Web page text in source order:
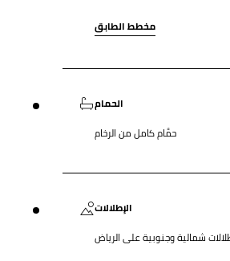
مخطط الطابق
الحمام
حمَّام كامل من الرخام
الإطلالات
شمالية وجنوبية على الرياض